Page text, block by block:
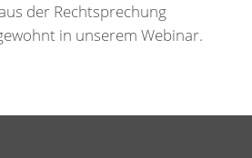
der Rechtsprechung
in unserem Webinar.